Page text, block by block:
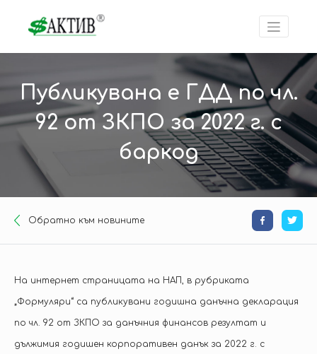
Публикувана е ГДД по чл.
92 от ЗКПО за 2022 г. с
баркод
Oбратно към новините
На интернет страницата на НАП, в рубриката
„Формуляри“ са публикувани годишна данъчна декларация
по чл. 92 от ЗКПО за данъчния финансов резултат и
дължимия годишен корпоративен данък за 2022 г. с